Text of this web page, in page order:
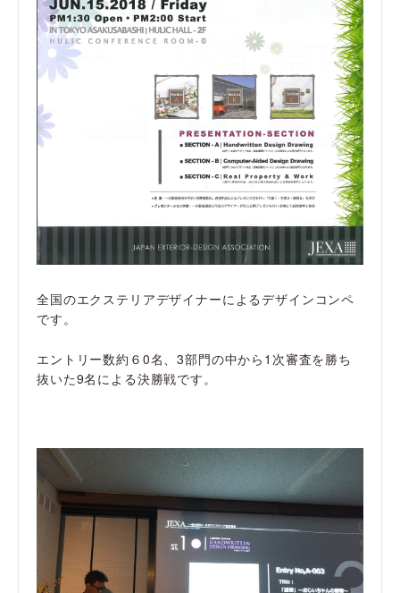
全国のエクステリアデザイナーによるデザインコンペ
です。
エントリー数約６0名、3部門の中から1次審査を勝ち
抜いた9名による決勝戦です。